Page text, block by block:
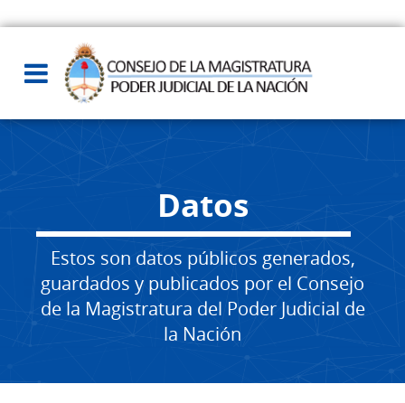
Datos
Estos son datos públicos generados,
guardados y publicados por el Consejo
de la Magistratura del Poder Judicial de
la Nación